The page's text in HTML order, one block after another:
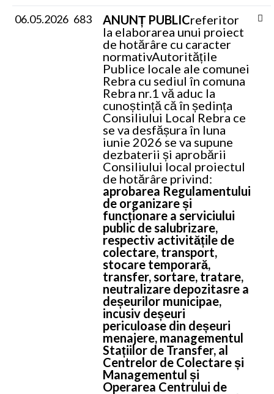
06.05.2026 683 ANUNȚ PUBLICreferitor
la elaborarea unui proiect
de hotărâre cu caracter
normativAutoritățile
Publice locale ale comunei
Rebra cu sediul în comuna
Rebra nr.1 vă aduc la
cunoștință că în ședința
Consiliului Local Rebra ce
se va desfășura în luna
iunie 2026 se va supune
dezbaterii și aprobării
Consiliului local proiectul
de hotărâre privind:
aprobarea Regulamentului
de organizare și
funcționare a serviciului
public de salubrizare,
respectiv activitățile de
colectare, transport,
stocare temporară,
transfer, sortare, tratare,
neutralizare depozitasre a
deșeurilor municipae,
incusiv deșeuri
periculoase din deșeuri
menajere, managementul
Stațiilor de Transfer, al
Centrelor de Colectare și
Managementul și
Operarea Centrului de